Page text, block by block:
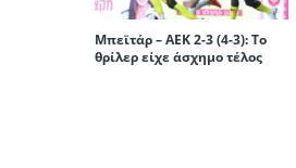
Μπεϊτάρ – ΑΕΚ 2-3 (4-3): Το
θρίλερ είχε άσχημο τέλος